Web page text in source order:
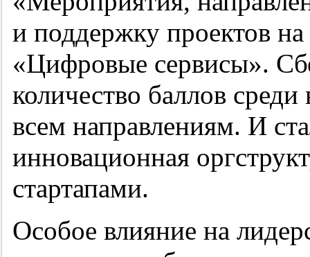
и поддержку проектов
«Цифровые сервисы».
количество баллов
всем направлениям. И
инновационная
стартапами.
Особое влияние на